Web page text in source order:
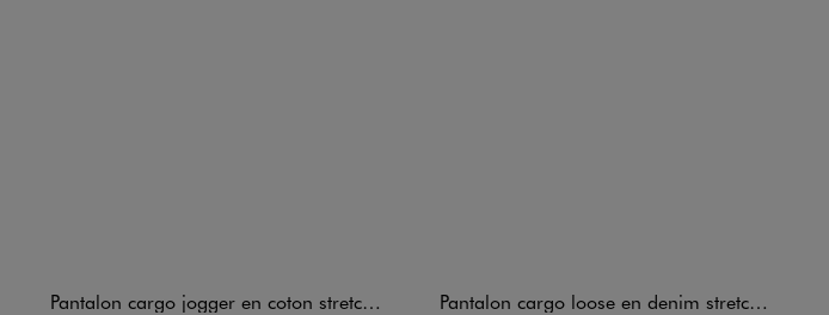
Pantalon cargo jogger en coton stretch à taille élastiquée garçon
Pantalon cargo loose en denim stretch coloré garçon